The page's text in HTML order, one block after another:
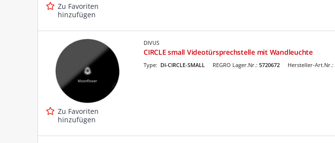
Zu Favoriten
hinzufügen
Zu Favoriten
hinzufügen
DIVUS
CIRCLE small Videotürsprechstelle mit Wandleuchte
REGRO Lager.Nr.: 5720672
Type: DI-CIRCLE-SMALL Hersteller-Art.Nr.: